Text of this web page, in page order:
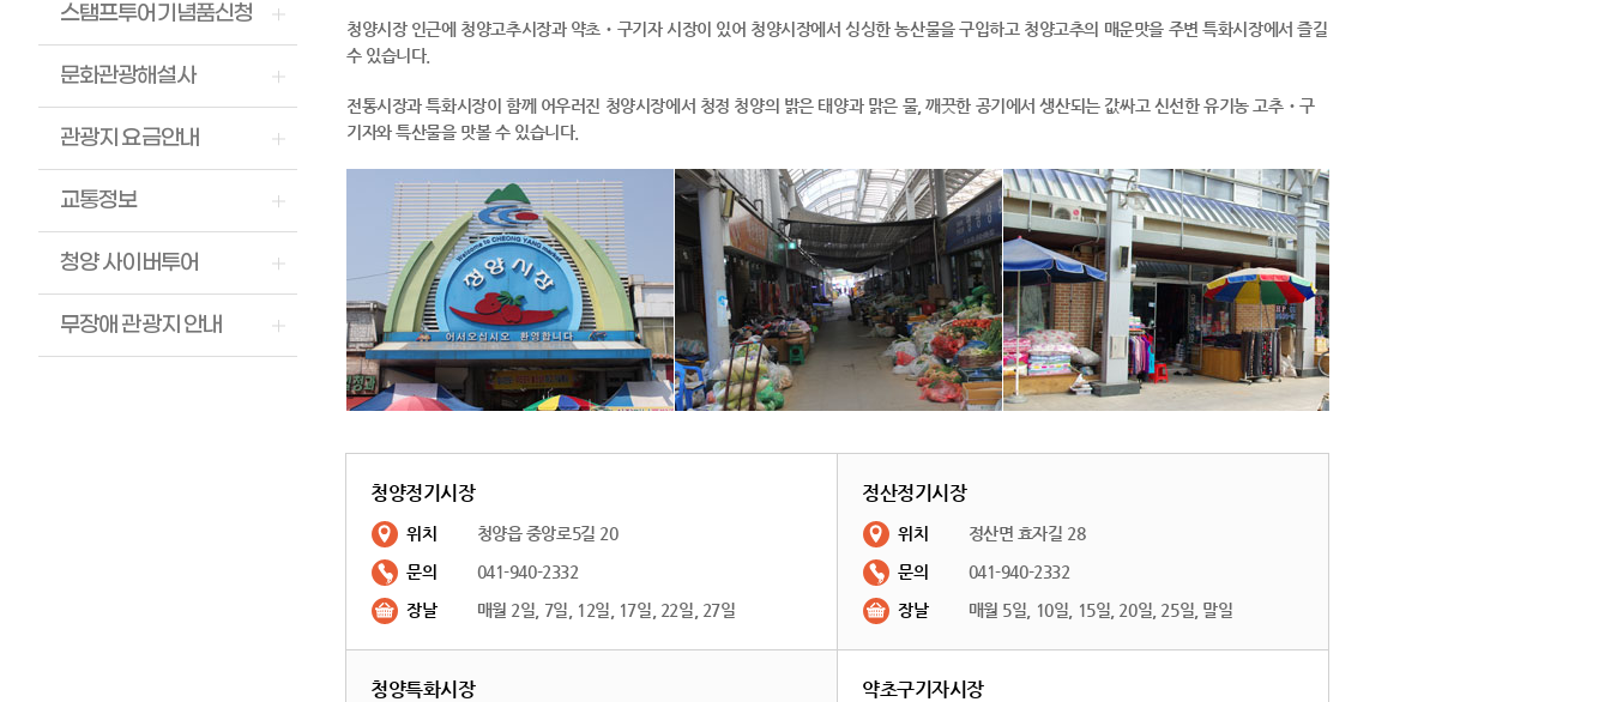
스탬프투어기념품신청
문화관광해설사
관광지 요금안내
교통정보
청양 사이버투어
무장애 관광지 안내
청양시장 인근에 청양고추시장과 약초‧구기자 시장이 있어 청양시장에서 싱싱한 농산물을 구입하고 청양고추의 매운맛을 주변 특화시장에서 즐길
수 있습니다.
전통시장과 특화시장이 함께 어우러진 청양시장에서 청정 청양의 밝은 태양과 맑은 물, 깨끗한 공기에서 생산되는 값싸고 신선한 유기농 고추‧구
기자와 특산물을 맛볼 수 있습니다.
청양정기시장
위치
청양읍 중앙로5길 20
문의
041-940-2332
장날
매월 2일, 7일, 12일, 17일, 22일, 27일
정산정기시장
위치
정산면 효자길 28
문의
041-940-2332
장날
매월 5일, 10일, 15일, 20일, 25일, 말일
청양특화시장 약초구기자시장